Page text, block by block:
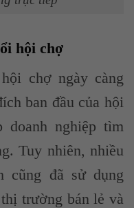
hội chợ
chợ ngày càng
ban đầu của hội
nghiệp tìm
Tuy nhiên, nhiều
cũng đã sử dụng
trường bán lẻ và